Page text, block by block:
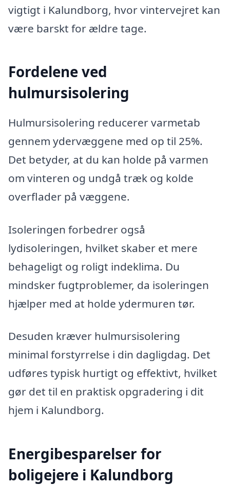
vigtigt i Kalundborg, hvor vintervejret kan
være barskt for ældre tage.
Fordelene ved
hulmursisolering
Hulmursisolering reducerer varmetab
gennem ydervæggene med op til 25%.
Det betyder, at du kan holde på varmen
om vinteren og undgå træk og kolde
overflader på væggene.
Isoleringen forbedrer også
lydisoleringen, hvilket skaber et mere
behageligt og roligt indeklima. Du
mindsker fugtproblemer, da isoleringen
hjælper med at holde ydermuren tør.
Desuden kræver hulmursisolering
minimal forstyrrelse i din dagligdag. Det
udføres typisk hurtigt og effektivt, hvilket
gør det til en praktisk opgradering i dit
hjem i Kalundborg.
Energibesparelser for
boligejere i Kalundborg